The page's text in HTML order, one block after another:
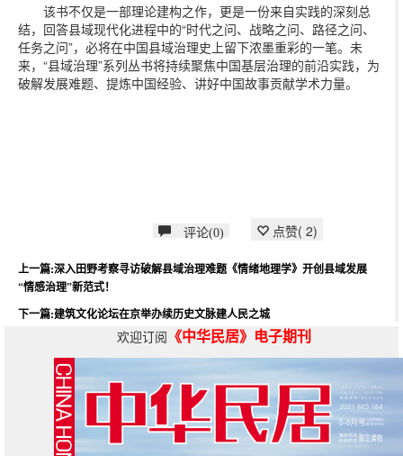
该书不仅是一部理论建构之作，更是一份来自实践的深刻总
结，回答县域现代化进程中的“时代之问、战略之问、路径之问、
任务之问”，必将在中国县域治理史上留下浓墨重彩的一笔。未
来，“县域治理”系列丛书将持续聚焦中国基层治理的前沿实践，为
破解发展难题、提炼中国经验、讲好中国故事贡献学术力量。
评论(0) 点赞( 2)
上一篇:深入田野考察寻访破解县域治理难题《情绪地理学》开创县域发展
“情感治理”新范式！
下一篇:建筑文化论坛在京举办续历史文脉建人民之城
欢迎订阅 《中华民居》电子期刊